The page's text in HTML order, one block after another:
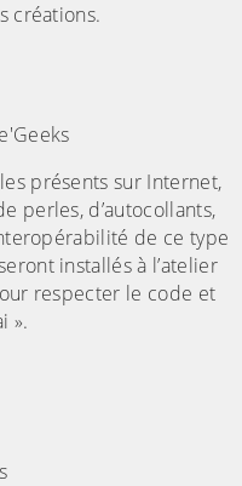
créations.
présents sur Internet,
perles, d’autocollants,
de ce type
installés à l’atelier
respecter le code et
».